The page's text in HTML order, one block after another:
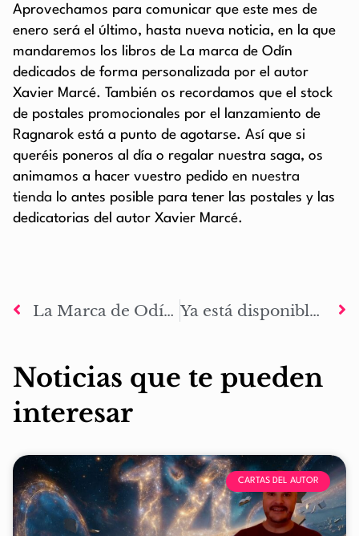
Aprovechamos para comunicar que este mes de
enero será el último, hasta nueva noticia, en la que
mandaremos los libros de La marca de Odín
dedicados de forma personalizada por el autor
Xavier Marcé. También os recordamos que el stock
de postales promocionales por el lanzamiento de
Ragnarok está a punto de agotarse. Así que si
queréis poneros al día o regalar nuestra saga, os
animamos a hacer vuestro pedido en nuestra
tienda lo antes posible para tener las postales y las
dedicatorias del autor Xavier Marcé.
La Marca de Odín se une al movimiento Woke con nuevas reediciones Ya está disponible la 2ª edición de La Marca de Odín: Ragnarok
Noticias que te pueden
interesar
CARTAS DEL AUTOR